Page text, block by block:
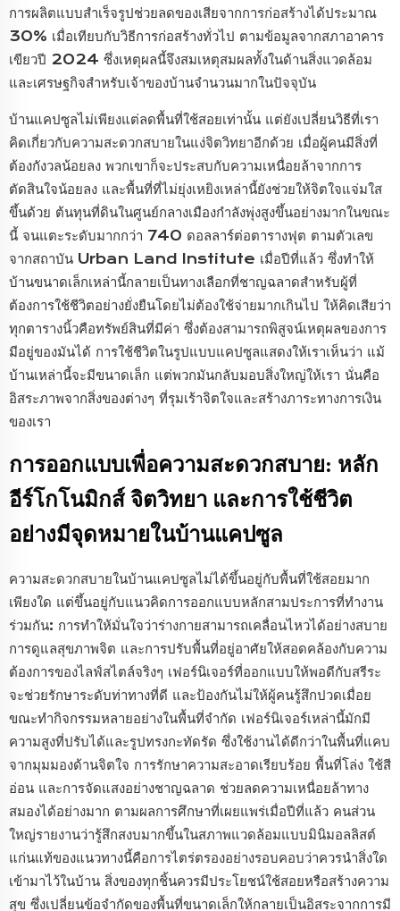
การผลิตแบบสำเร็จรูปช่วยลดของเสียจากการก่อสร้างได้ประมาณ
30% เมื่อเทียบกับวิธีการก่อสร้างทั่วไป ตามข้อมูลจากสภาอาคาร
เขียวปี 2024 ซึ่งเหตุผลนี้จึงสมเหตุสมผลทั้งในด้านสิ่งแวดล้อม
และเศรษฐกิจสำหรับเจ้าของบ้านจำนวนมากในปัจจุบัน
บ้านแคปซูลไม่เพียงแต่ลดพื้นที่ใช้สอยเท่านั้น แต่ยังเปลี่ยนวิธีที่เรา
คิดเกี่ยวกับความสะดวกสบายในแง่จิตวิทยาอีกด้วย เมื่อผู้คนมีสิ่งที่
ต้องกังวลน้อยลง พวกเขาก็จะประสบกับความเหนื่อยล้าจากการ
ตัดสินใจน้อยลง และพื้นที่ที่ไม่ยุ่งเหยิงเหล่านี้ยังช่วยให้จิตใจแจ่มใส
ขึ้นด้วย ต้นทุนที่ดินในศูนย์กลางเมืองกำลังพุ่งสูงขึ้นอย่างมากในขณะ
นี้ จนแตะระดับมากกว่า 740 ดอลลาร์ต่อตารางฟุต ตามตัวเลข
จากสถาบัน Urban Land Institute เมื่อปีที่แล้ว ซึ่งทำให้
บ้านขนาดเล็กเหล่านี้กลายเป็นทางเลือกที่ชาญฉลาดสำหรับผู้ที่
ต้องการใช้ชีวิตอย่างยั่งยืนโดยไม่ต้องใช้จ่ายมากเกินไป ให้คิดเสียว่า
ทุกตารางนิ้วคือทรัพย์สินที่มีค่า ซึ่งต้องสามารถพิสูจน์เหตุผลของการ
มีอยู่ของมันได้ การใช้ชีวิตในรูปแบบแคปซูลแสดงให้เราเห็นว่า แม้
บ้านเหล่านี้จะมีขนาดเล็ก แต่พวกมันกลับมอบสิ่งใหญ่ให้เรา นั่นคือ
อิสระภาพจากสิ่งของต่างๆ ที่รุมเร้าจิตใจและสร้างภาระทางการเงิน
ของเรา
การออกแบบเพื่อความสะดวกสบาย: หลัก
อีร์โกโนมิกส์ จิตวิทยา และการใช้ชีวิต
อย่างมีจุดหมายในบ้านแคปซูล
ความสะดวกสบายในบ้านแคปซูลไม่ได้ขึ้นอยู่กับพื้นที่ใช้สอยมาก
เพียงใด แต่ขึ้นอยู่กับแนวคิดการออกแบบหลักสามประการที่ทำงาน
ร่วมกัน: การทำให้มั่นใจว่าร่างกายสามารถเคลื่อนไหวได้อย่างสบาย
การดูแลสุขภาพจิต และการปรับพื้นที่อยู่อาศัยให้สอดคล้องกับความ
ต้องการของไลฟ์สไตล์จริงๆ เฟอร์นิเจอร์ที่ออกแบบให้พอดีกับสรีระ
จะช่วยรักษาระดับท่าทางที่ดี และป้องกันไม่ให้ผู้คนรู้สึกปวดเมื่อย
ขณะทำกิจกรรมหลายอย่างในพื้นที่จำกัด เฟอร์นิเจอร์เหล่านี้มักมี
ความสูงที่ปรับได้และรูปทรงกะทัดรัด ซึ่งใช้งานได้ดีกว่าในพื้นที่แคบ
จากมุมมองด้านจิตใจ การรักษาความสะอาดเรียบร้อย พื้นที่โล่ง ใช้สี
อ่อน และการจัดแสงอย่างชาญฉลาด ช่วยลดความเหนื่อยล้าทาง
สมองได้อย่างมาก ตามผลการศึกษาที่เผยแพร่เมื่อปีที่แล้ว คนส่วน
ใหญ่รายงานว่ารู้สึกสงบมากขึ้นในสภาพแวดล้อมแบบมินิมอลลิสต์
แก่นแท้ของแนวทางนี้คือการไตร่ตรองอย่างรอบคอบว่าควรนำสิ่งใด
เข้ามาไว้ในบ้าน สิ่งของทุกชิ้นควรมีประโยชน์ใช้สอยหรือสร้างความ
สุข ซึ่งเปลี่ยนข้อจำกัดของพื้นที่ขนาดเล็กให้กลายเป็นอิสระจากการมี